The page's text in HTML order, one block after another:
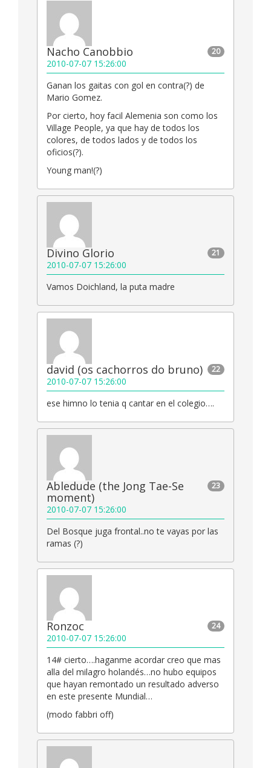
20
Nacho Canobbio
2010-07-07 15:26:00
Ganan los gaitas con gol en contra(?) de
Mario Gomez.
Por cierto, hoy facil Alemenia son como los
Village People, ya que hay de todos los
colores, de todos lados y de todos los
oficios(?).
Young man!(?)
21
Divino Glorio
2010-07-07 15:26:00
Vamos Doichland, la puta madre
22
david (os cachorros do bruno)
2010-07-07 15:26:00
ese himno lo tenia q cantar en el colegio….
23
Abledude (the Jong Tae-Se
moment)
2010-07-07 15:26:00
Del Bosque juga frontal..no te vayas por las
ramas (?)
24
Ronzoc
2010-07-07 15:26:00
14# cierto….haganme acordar creo que mas
alla del milagro holandés…no hubo equipos
que hayan remontado un resultado adverso
en este presente Mundial…
(modo fabbri off)